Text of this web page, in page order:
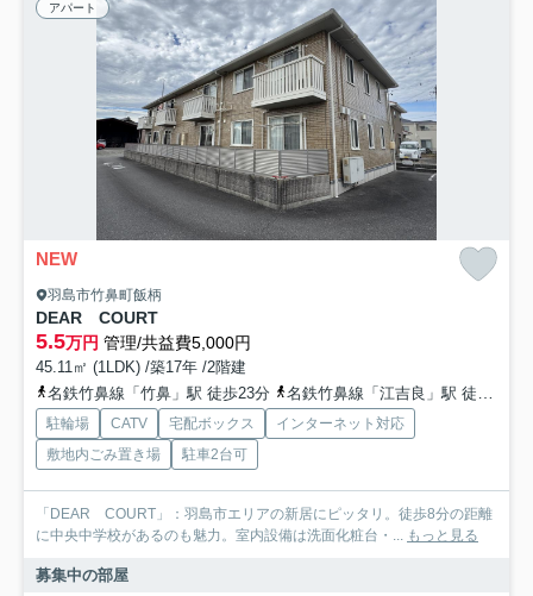
アパート
NEW
羽島市竹鼻町飯柄
DEAR COURT
5.5万円 管理/共益費5,000円
45.11㎡ (1LDK) /築17年 /2階建
名鉄竹鼻線「竹鼻」駅 徒歩23分
名鉄竹鼻線「江吉良」駅 徒歩25分
駐輪場 CATV 宅配ボックス
インターネット対応
敷地内ごみ置き場
駐車2台可
「DEAR COURT」：羽島市エリアの新居にピッタリ。徒歩8分の距離
に中央中学校があるのも魅力。室内設備は洗面化粧台・... もっと見る
募集中の部屋